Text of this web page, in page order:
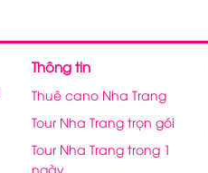
Thông tin
Thuê cano Nha Trang
Tour Nha Trang trọn gói
Tour Nha Trang trong 1
ngày